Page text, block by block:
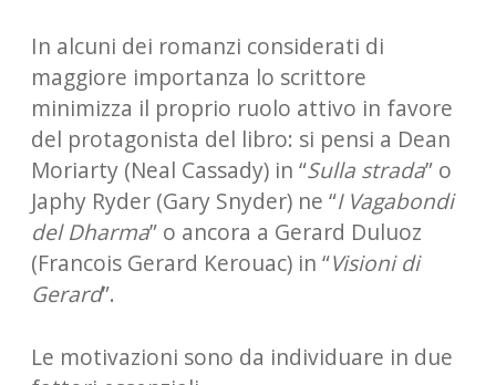
In alcuni dei romanzi considerati di
maggiore importanza lo scrittore
minimizza il proprio ruolo attivo in favore
del protagonista del libro: si pensi a Dean
Moriarty (Neal Cassady) in “Sulla strada” o
Japhy Ryder (Gary Snyder) ne “I Vagabondi
del Dharma” o ancora a Gerard Duluoz
(Francois Gerard Kerouac) in “Visioni di
Gerard”.
Le motivazioni sono da individuare in due